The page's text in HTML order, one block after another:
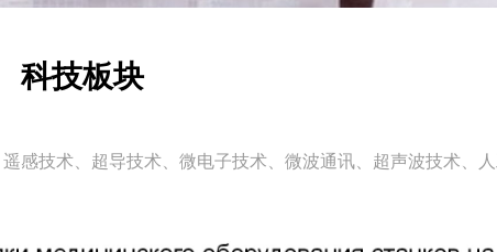
科技板块
技术、超导技术、微电子技术、微波通讯、超声波技术、